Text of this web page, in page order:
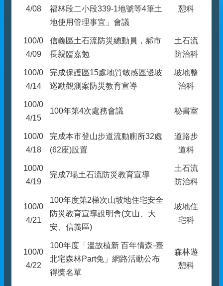
4/08
福林段二小段339-1地號等4筆土
地使用管理事宜」會議
憩科
100/0
4/09
信義區土石流防災總動員，郝市
長親臨嘉勉
土石流
防治科
100/0
4/14
完成保護區15處地質敏感區邊坡
巡勘觀測案防災教育宣導
坡地整
治科
100/0
4/15
100年第4次處務會議 秘書室
100/0
4/18
完成本市登山步道流動廁所32處
(62座)設置
道路步
道科
100/0
4/19
完成7場土石流防災教育宣導
土石流
防治科
100/0
4/21
100年度第2梯次山坡地住宅安全
防災教育宣導說明會(文山、大
安、信義區)
坡地住
宅科
100/0
4/22
100年度「溫故植新 百年情森-臺
北宅森林Part兔」網路活動公布
得獎名單
森林遊
憩科